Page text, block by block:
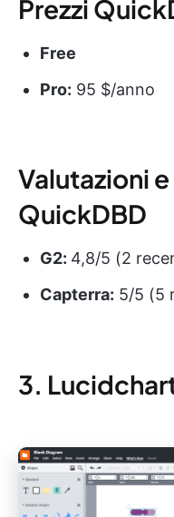
Prezzi
Free
Pro: 95 $/anno
Valutazioni
QuickDBD
G2: 4,8/5 (2
Capterra: 5/5 (5
3.